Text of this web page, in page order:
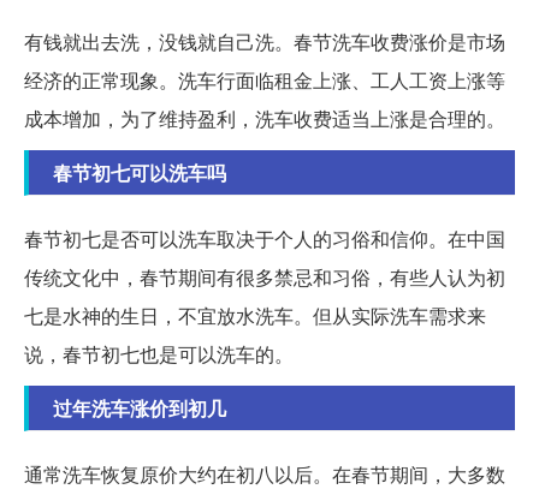
有钱就出去洗，没钱就自己洗。春节洗车收费涨价是市场
经济的正常现象。洗车行面临租金上涨、工人工资上涨等
成本增加，为了维持盈利，洗车收费适当上涨是合理的。
春节初七可以洗车吗
春节初七是否可以洗车取决于个人的习俗和信仰。在中国
传统文化中，春节期间有很多禁忌和习俗，有些人认为初
七是水神的生日，不宜放水洗车。但从实际洗车需求来
说，春节初七也是可以洗车的。
过年洗车涨价到初几
通常洗车恢复原价大约在初八以后。在春节期间，大多数